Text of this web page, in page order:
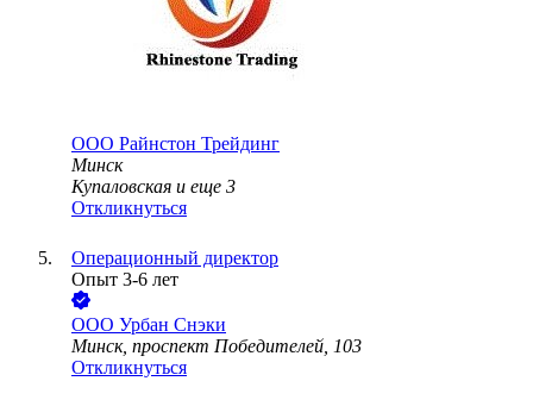
ООО Райнстон Трейдинг
Минск
Купаловская и еще 3
Откликнуться
Операционный директор
Опыт 3-6 лет
ООО Урбан Снэки
Минск, проспект Победителей, 103
Откликнуться